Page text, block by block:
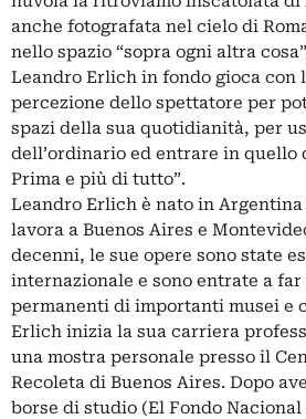
anche fotografata nel cielo di
nello spazio “sopra ogni altra
Leandro Erlich in fondo gioca con
percezione dello spettatore per
spazi della sua quotidianità, per
dell’ordinario ed entrare in quello
Prima e più di tutto”.
Leandro Erlich è nato in Argentina
lavora a Buenos Aires e
decenni, le sue opere sono state
internazionale e sono entrate a
permanenti di importanti musei e
Erlich inizia la sua carriera
una mostra personale presso il
Recoleta di Buenos Aires. Dopo
borse di studio (El Fondo Nacional